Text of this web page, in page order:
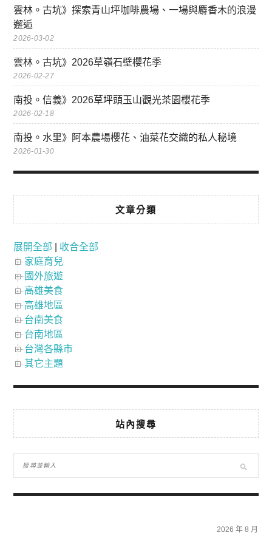
雲林。古坑》探索青山坪咖啡農場、一場與麝香木的浪漫
邂逅
2026-03-02
雲林。古坑》2026草嶺石壁櫻花季
2026-02-27
南投。信義》2026草坪頭玉山觀光茶園櫻花季
2026-02-18
南投。水里》阿本農場櫻花、油菜花交織的私人秘境
2026-01-30
文章分類
展開全部
收合全部
家庭育兒
國外旅遊
高雄美食
高雄地區
台南美食
台南地區
台灣各縣市
其它主題
站內搜尋
2026 年 8 月